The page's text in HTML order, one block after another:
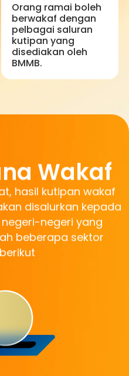
Orang ramai boleh
berwakaf dengan
pelbagai saluran
kutipan yang
disediakan oleh
BMMB.
hasil kutipan wakaf
disalurkan kepada
negeri yang
beberapa sektor